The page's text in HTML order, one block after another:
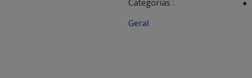
Categorias :
Geral